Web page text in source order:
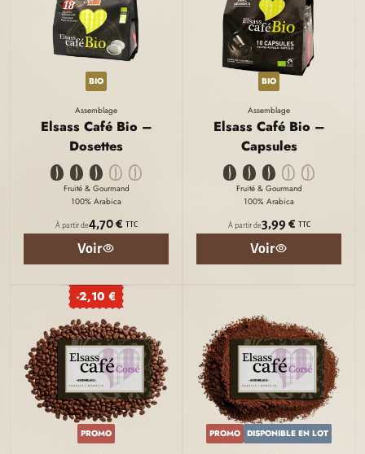
BIO
Assemblage
Elsass Café Bio –
Dosettes
Fruité & Gourmand
100% Arabica
À partir de4,70 € TTC
Voir
BIO
Assemblage
Elsass Café Bio –
Capsules
Fruité & Gourmand
100% Arabica
À partir de3,99 € TTC
Voir
-2,10 €
PROMO PROMO DISPONIBLE EN LOT